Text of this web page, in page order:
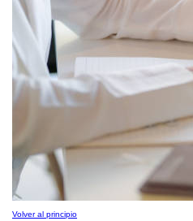
Volver al principio